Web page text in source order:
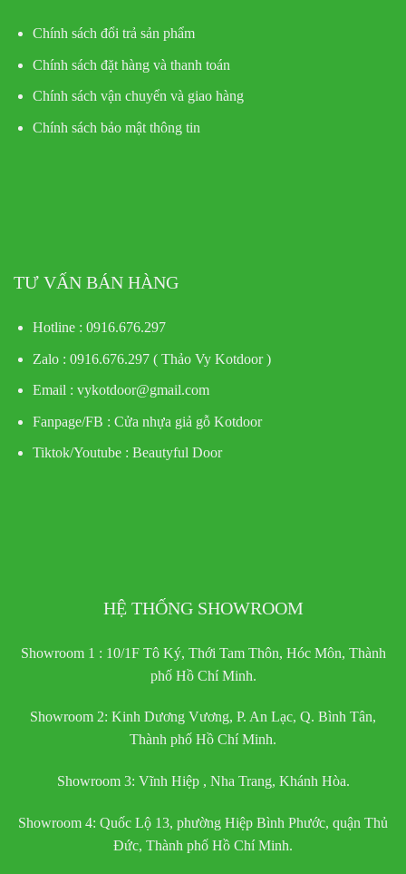
Chính sách đổi trả sản phẩm
Chính sách đặt hàng và thanh toán
Chính sách vận chuyển và giao hàng
Chính sách bảo mật thông tin
TƯ VẤN BÁN HÀNG
Hotline : 0916.676.297
Zalo : 0916.676.297 ( Thảo Vy Kotdoor )
Email : vykotdoor@gmail.com
Fanpage/FB : Cửa nhựa giả gỗ Kotdoor
Tiktok/Youtube : Beautyful Door
HỆ THỐNG SHOWROOM
Showroom 1 : 10/1F Tô Ký, Thới Tam Thôn, Hóc Môn, Thành
phố Hồ Chí Minh.
Showroom 2: Kinh Dương Vương, P. An Lạc, Q. Bình Tân,
Thành phố Hồ Chí Minh.
Showroom 3: Vĩnh Hiệp , Nha Trang, Khánh Hòa.
Showroom 4: Quốc Lộ 13, phường Hiệp Bình Phước, quận Thủ
Đức, Thành phố Hồ Chí Minh.